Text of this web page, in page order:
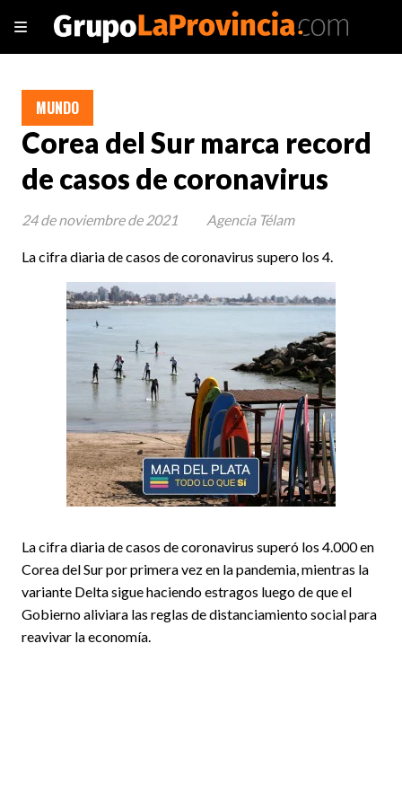
Corea del Sur marca record
de casos de coronavirus
La cifra diaria de casos de coronavirus supero los 4.
MUNDO
24 de noviembre de 2021 Agencia Télam
La cifra diaria de casos de coronavirus superó los 4.000 en
Corea del Sur por primera vez en la pandemia, mientras la
variante Delta sigue haciendo estragos luego de que el
Gobierno aliviara las reglas de distanciamiento social para
reavivar la economía.